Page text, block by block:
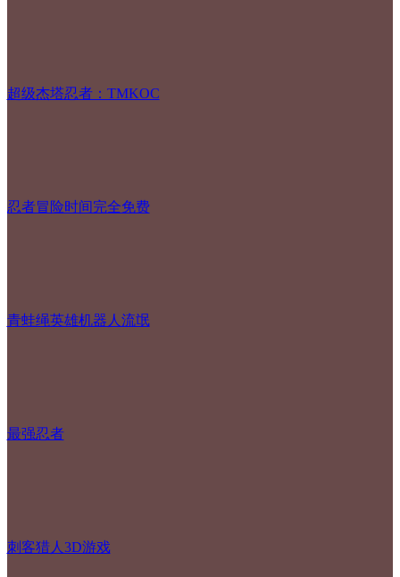
超级杰塔忍者：TMKOC
忍者冒险时间完全免费
青蛙绳英雄机器人流氓
最强忍者
刺客猎人3D游戏